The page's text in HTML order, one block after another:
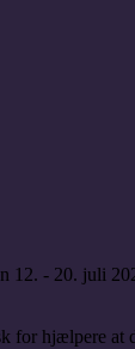
12. - 20. juli
for hjælpere at